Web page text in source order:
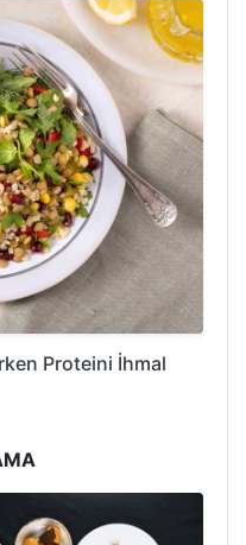
Proteini İhmal